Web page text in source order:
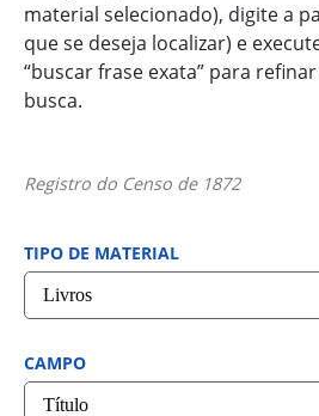
material selecionado), digite a
que se deseja localizar) e
“buscar frase exata” para
busca.
Registro do Censo de 1872
TIPO DE MATERIAL
CAMPO